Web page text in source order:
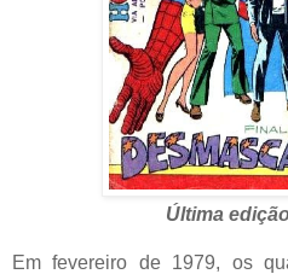
Última
Em fevereiro de 1979, os